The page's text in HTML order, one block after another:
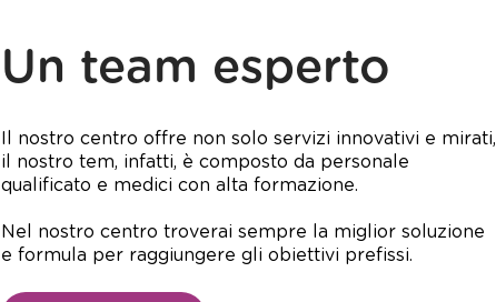
Un team esperto
Il nostro centro offre non solo servizi innovativi e mirati,
il nostro tem, infatti, è composto da personale
qualificato e medici con alta formazione.
Nel nostro centro troverai sempre la miglior soluzione
e formula per raggiungere gli obiettivi prefissi.